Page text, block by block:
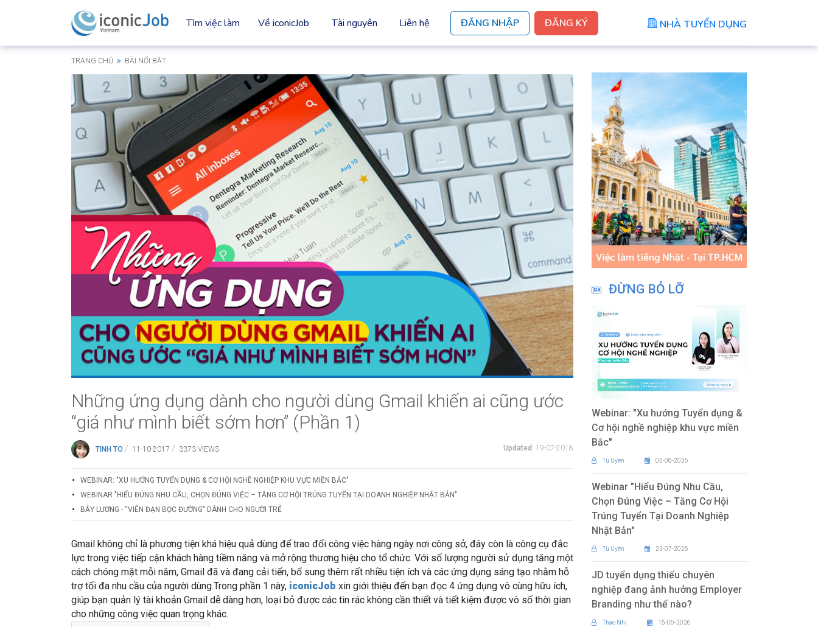
ĐĂNG NHẬP ĐĂNG KÝ NHÀ TUYỂN DỤNG
Tìm việc làm Về iconicJob Tài nguyên Liên hệ
TRANG CHỦ BÀI NỔI BẬT
Những ứng dụng dành cho người dùng Gmail khiến ai cũng ước
“giá như mình biết sớm hơn” (Phần 1)
TINH TO / 11-10-2017 / 3373 VIEWS Updated: 19-07-2018
WEBINAR: "XU HƯỚNG TUYỂN DỤNG & CƠ HỘI NGHỀ NGHIỆP KHU VỰC MIỀN BẮC"
WEBINAR "HIỂU ĐÚNG NHU CẦU, CHỌN ĐÚNG VIỆC – TĂNG CƠ HỘI TRÚNG TUYỂN TẠI DOANH NGHIỆP NHẬT BẢN"
BẪY LƯƠNG - “VIÊN ĐẠN BỌC ĐƯỜNG" DÀNH CHO NGƯỜI TRẺ
Gmail không chỉ là phương tiện khá hiệu quả dùng để trao đổi công việc hàng ngày nơi công sở, đây còn là công cụ đắc
lực trong việc tiếp cận khách hàng tiềm năng và mở rộng thương hiệu cho tổ chức. Với số lượng người sử dụng tăng một
cách chóng mặt mỗi năm, Gmail đã và đang cải tiến, bổ sung thêm rất nhiều tiện ích và các ứng dụng sáng tạo nhằm hỗ
trợ tối đa nhu cầu của người dùng.Trong phần 1 này, iconicJob xin giới thiệu đến bạn đọc 4 ứng dụng vô cùng hữu ích,
giúp bạn quản lý tài khoản Gmail dễ dàng hơn, loại bỏ được các tin rác không cần thiết và tiết kiệm được vô số thời gian
cho những công việc quan trọng khác.
ĐỪNG BỎ LỠ
Webinar: "Xu hướng Tuyển dụng &
Cơ hội nghề nghiệp khu vực miền
Bắc"
Tú Uyên 05-08-2026
Webinar "Hiểu Đúng Nhu Cầu,
Chọn Đúng Việc – Tăng Cơ Hội
Trúng Tuyển Tại Doanh Nghiệp
Nhật Bản"
Tú Uyên 23-07-2026
JD tuyển dụng thiếu chuyên
nghiệp đang ảnh hưởng Employer
Branding như thế nào?
Thao Nhi 15-06-2026